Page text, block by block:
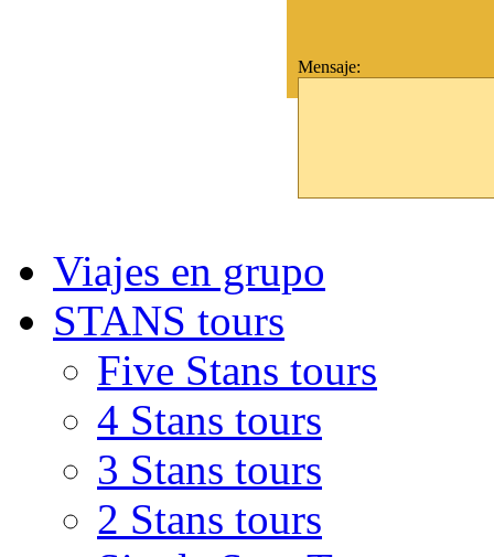
Mensaje:
Viajes en grupo
STANS tours
Five Stans tours
4 Stans tours
3 Stans tours
2 Stans tours